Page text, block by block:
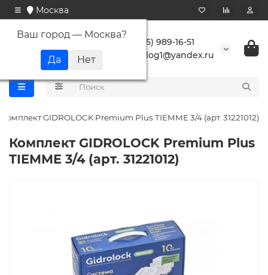
Москва
Ваш город — Москва?
+7 (495) 989-16-51
buranlog1@yandex.ru
Комплект GIDROLOCK Premium Plus TIEMME 3/4 (арт. 31221012)
Комплект GIDROLOCK Premium Plus
TIEMME 3/4 (арт. 31221012)